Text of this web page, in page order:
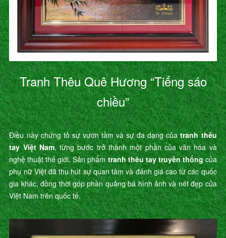
Tranh Thêu Quê Hương “Tiếng sáo
chiều”
Điều này chứng tỏ sự vươn tầm và sự đa dạng củatranh thêu
tay Việt Nam, từng bước trở thành một phần của văn hóa và
nghệ thuật thế giới. Sản phẩmtranh thêu tay truyền thốngcủa
phụ nữ Việt đã thu hút sự quan tâm và đánh giá cao từ các quốc
gia khác, đồng thời góp phần quảng bá hình ảnh và nét đẹp của
Việt Nam trên quốc tế.